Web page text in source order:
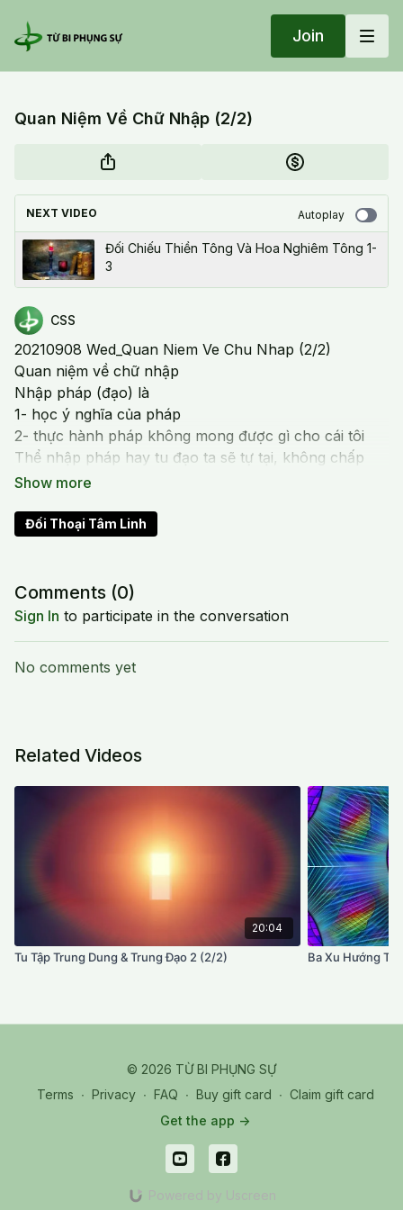
Join
Quan Niệm Về Chữ Nhập (2/2)
NEXT VIDEO Autoplay
Đối Chiếu Thiền Tông Và Hoa Nghiêm Tông 1-
3
CSS
20210908 Wed_Quan Niem Ve Chu Nhap (2/2)
Quan niệm về chữ nhập
Nhập pháp (đạo) là
1- học ý nghĩa của pháp
2- thực hành pháp không mong được gì cho cái tôi
Thể nhập pháp hay tu đạo ta sẽ tự tại, không chấp
trước, nhập vào chân lý, kinh tạng, ngã biến mất
Nhập không phải hình tướng như thọ giới, không phải
Đối Thoại Tâm Linh
Comments (0)
Sign In to participate in the conversation
No comments yet
Related Videos
20:04
Tu Tập Trung Dung & Trung Đạo 2 (2/2) Ba Xu Hướng Tu
© 2026 TỪ BI PHỤNG SỰ
Terms ∙ Privacy ∙ FAQ ∙ Buy gift card ∙ Claim gift card
Get the app ->
Powered by Uscreen